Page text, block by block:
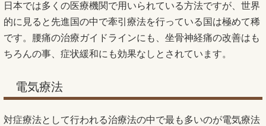
日本では多くの医療機関で用いられている方法ですが、世界
的に見ると先進国の中で牽引療法を行っている国は極めて稀
です。腰痛の治療ガイドラインにも、坐骨神経痛の改善はも
ちろんの事、症状緩和にも効果なしとされています。
電気療法
対症療法として行われる治療法の中で最も多いのが電気療法